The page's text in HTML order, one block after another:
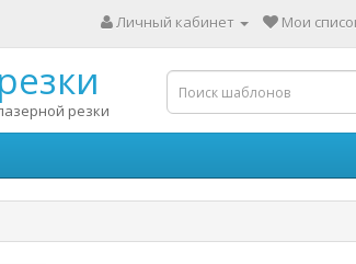
Личный кабинет Мои
резки